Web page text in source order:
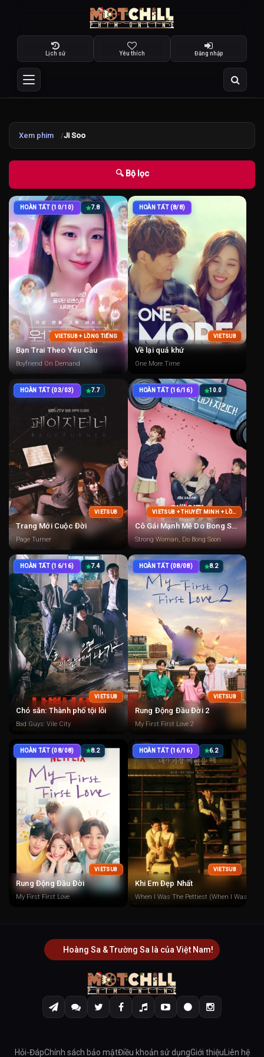
Lịch sử Yêu thích Đăng nhập
Xem phim Ji Soo
🔍 Bộ lọc
HOÀN TẤT (10/10) 7.8
VIETSUB + LỒNG TIẾNG
Bạn Trai Theo Yêu Cầu
Boyfriend On Demand
HOÀN TẤT (8/8)
VIETSUB
Về lại quá khứ
One More Time
HOÀN TẤT (03/03) 7.7
VIETSUB
Trang Mới Cuộc Đời
Page Turner
HOÀN TẤT (16/16) 10.0
VIETSUB + THUYẾT MINH + LỒNG TIẾNG
Cô Gái Mạnh Mẽ Do Bong Soo
Strong Woman, Do Bong Soon
HOÀN TẤT (16/16) 7.4
VIETSUB
Chó săn: Thành phố tội lỗi
Bad Guys: Vile City
HOÀN TẤT (08/08) 8.2
VIETSUB
Rung Động Đầu Đời 2
My First First Love 2
HOÀN TẤT (08/08) 8.2
VIETSUB
Rung Động Đầu Đời
My First First Love
HOÀN TẤT (16/16) 6.2
VIETSUB
Khi Em Đẹp Nhất
When I Was The Pettiest (When I Was
Hoàng Sa & Trường Sa là của Việt Nam!
Hỏi-ĐápChính sách bảo mậtĐiều khoản sử dụngGiới thiệu Liên hệ